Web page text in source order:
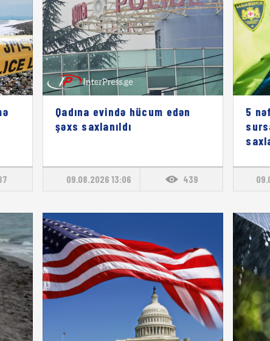
Qadına evində hücum edən
şəxs saxlanıldı
09.08.2026 13:06 439
5